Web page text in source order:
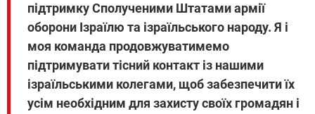
підтримку Сполученими Штатами армії
оборони Ізраїлю та ізраїльського народу. Я і
моя команда продовжуватимемо
підтримувати тісний контакт із нашими
ізраїльськими колегами, щоб забезпечити їх
усім необхідним для захисту своїх громадян і